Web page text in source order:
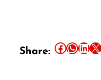
Share: Share this article on Facebook Share this article on WhatsApp Share this article on LinkedIn Share this article on X